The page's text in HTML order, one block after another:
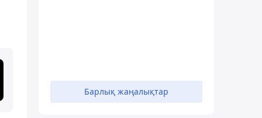
Барлық жаңалықтар